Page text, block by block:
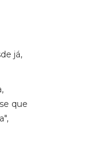
já,
que